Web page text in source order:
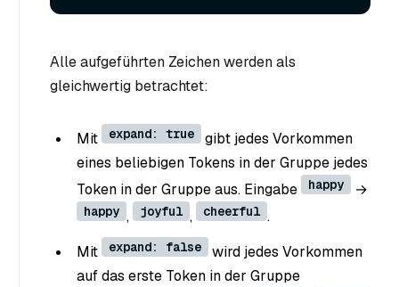
Alle aufgeführten Zeichen werden als
gleichwertig betrachtet:
Mit expand: true
gibt jedes Vorkommen
eines beliebigen Tokens in der Gruppe jedes
Token in der Gruppe aus. Eingabe
happy →
happy , joyful , cheerful .
Mit
expand: false
wird jedes Vorkommen
auf das erste Token in der Gruppe